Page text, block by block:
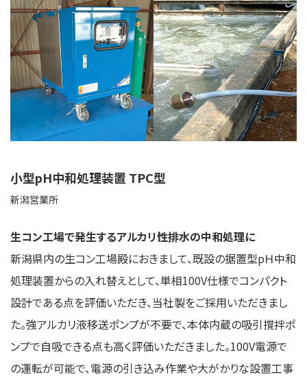
小型pH中和処理装置 TPC型
新潟営業所
生コン工場で発生するアルカリ性排水の中和処理に
新潟県内の生コン工場殿におきまして、既設の据置型pＨ中和
処理装置からの入れ替えとして、単相100V仕様でコンパクト
設計である点を評価いただき、当社製をご採用いただきまし
た。強アルカリ液移送ポンプが不要で、本体内蔵の吸引撹拌ポ
ンプで自吸できる点も高く評価いただきました。100V電源で
の運転が可能で、電源の引き込み作業や大がかりな設置工事